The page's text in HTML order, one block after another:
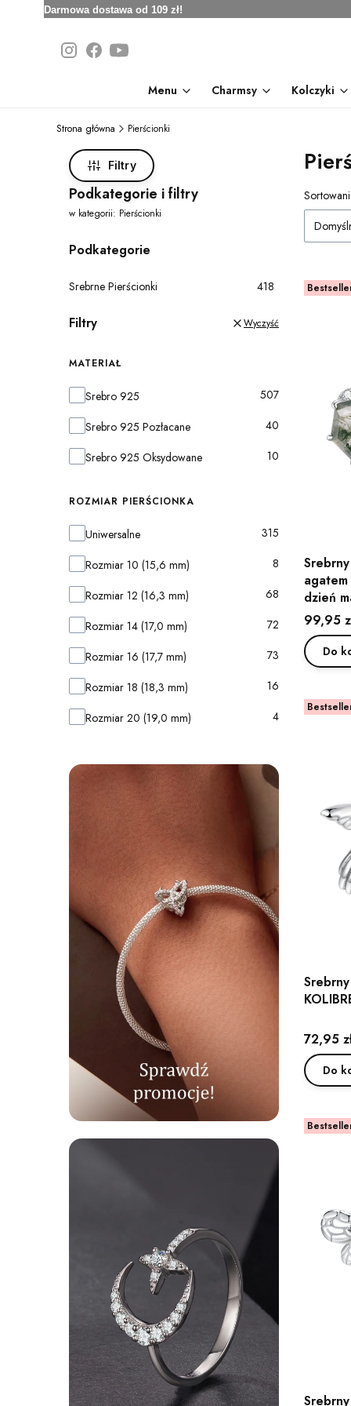
Darmowa dostawa od 109 zł!
Menu Charmsy Kolczyki
Strona główna Pierścionki
Filtry
Podkategorie i filtry
w kategorii: Pierścionki
Podkategorie
Srebrne Pierścionki 418
Filtry Wyczyść
MATERIAŁ
Materiał
Srebro 925 507
Srebro 925 Pozłacane 40
Srebro 925 Oksydowane 10
ROZMIAR PIERŚCIONKA
Rozmiar pierścionka
Uniwersalne 315
Rozmiar 10 (15,6 mm) 8
Rozmiar 12 (16,3 mm) 68
Rozmiar 14 (17,0 mm) 72
Rozmiar 16 (17,7 mm) 73
Rozmiar 18 (18,3 mm) 16
Rozmiar 20 (19,0 mm) 4
Lista
dzień
Cena
99,95
Do
Cena
72,95
Do